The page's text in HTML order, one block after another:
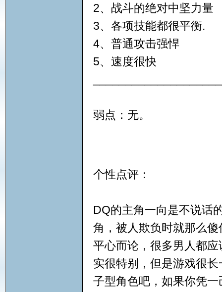
2、战斗的绝对中坚力量
3、各项技能都很平衡.
4、普通攻击强悍
5、速度很快
弱点：无。
个性点评：
DQ的主角一向是不说话
角，被人欺负时就那么
平心而论，很多男人都
实很特别，但是游戏很
子型角色吧，如果你凭